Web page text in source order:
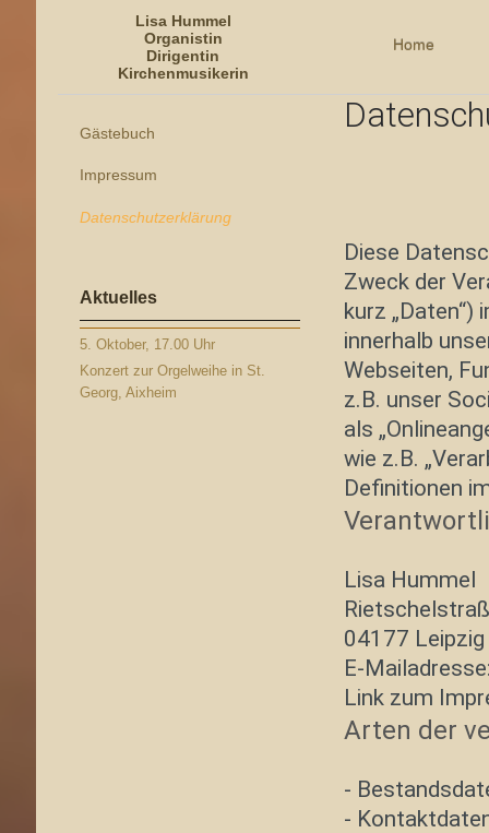
Lisa Hummel
Organistin
Dirigentin
Kirchenmusikerin
Home
Lisa Hummel - Organistin
Diese
Zweck der
kurz „Daten“)
innerhalb
Webseiten,
z.B. unser
als
wie z.B.
Definitionen
Lisa Hummel
04177 Leipzig
E-
Link zum
Arten der
-
-
Gästebuch
Impressum
Datenschutzerklärung
Aktuelles
5. Oktober, 17.00 Uhr
Konzert zur Orgelweihe in St.
Georg, Aixheim